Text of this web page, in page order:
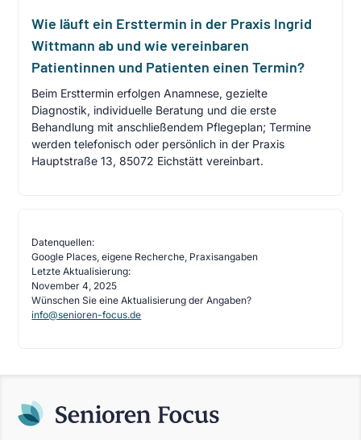
Wie läuft ein Ersttermin in der Praxis Ingrid
Wittmann ab und wie vereinbaren
Patientinnen und Patienten einen Termin?
Beim Ersttermin erfolgen Anamnese, gezielte
Diagnostik, individuelle Beratung und die erste
Behandlung mit anschließendem Pflegeplan; Termine
werden telefonisch oder persönlich in der Praxis
Hauptstraße 13, 85072 Eichstätt vereinbart.
Datenquellen:
Google Places, eigene Recherche, Praxisangaben
Letzte Aktualisierung:
November 4, 2025
Wünschen Sie eine Aktualisierung der Angaben?
info@senioren-focus.de